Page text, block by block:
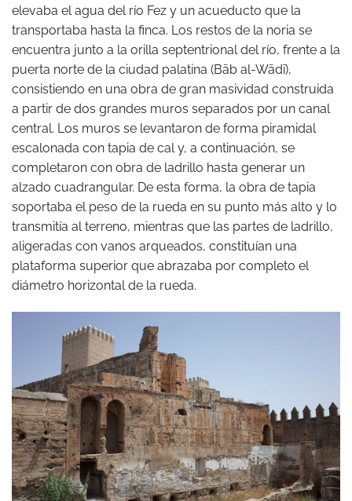
elevaba el agua del río Fez y un acueducto que la
transportaba hasta la finca. Los restos de la noria se
encuentra junto a la orilla septentrional del río, frente a la
puerta norte de la ciudad palatina (Bāb al-Wādī),
consistiendo en una obra de gran masividad construida
a partir de dos grandes muros separados por un canal
central. Los muros se levantaron de forma piramidal
escalonada con tapia de cal y, a continuación, se
completaron con obra de ladrillo hasta generar un
alzado cuadrangular. De esta forma, la obra de tapia
soportaba el peso de la rueda en su punto más alto y lo
transmitía al terreno, mientras que las partes de ladrillo,
aligeradas con vanos arqueados, constituían una
plataforma superior que abrazaba por completo el
diámetro horizontal de la rueda.